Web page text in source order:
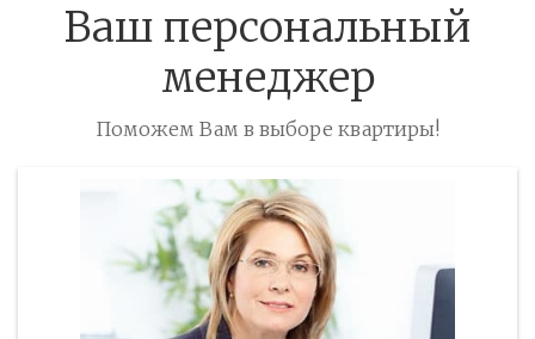
Ваш персональный
менеджер
Поможем Вам в выборе квартиры!